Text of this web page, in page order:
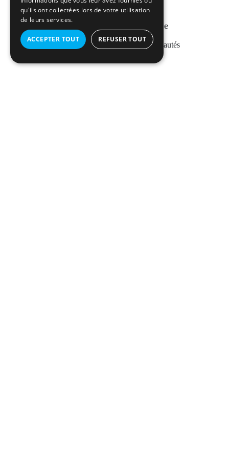
Inscrivez-vous à l’infolettre
Restez informé des dernières nouveautés
qu'ils ont collectées lors de votre utilisation
de leurs services.
ACCEPTER TOUT REFUSER TOUT